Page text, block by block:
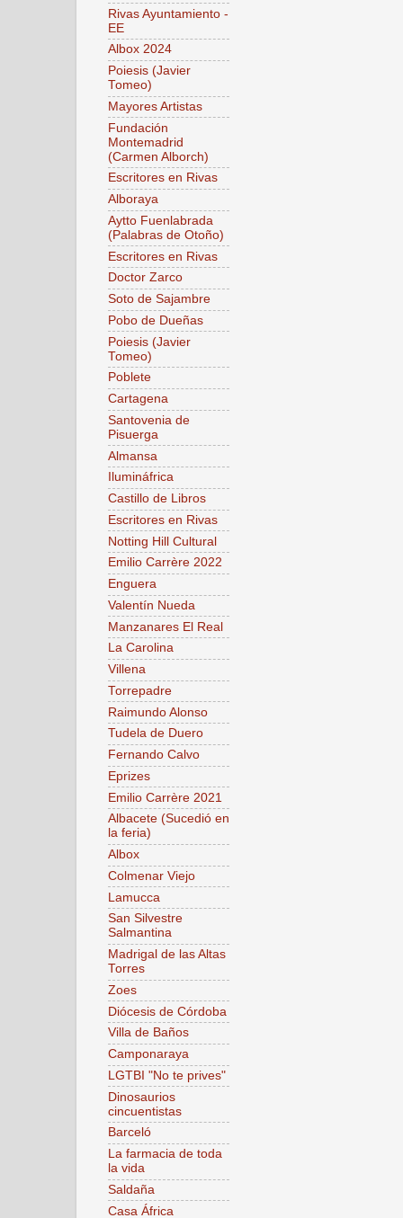
Rivas Ayuntamiento -
EE
Albox 2024
Poiesis (Javier
Tomeo)
Mayores Artistas
Fundación
Montemadrid
(Carmen Alborch)
Escritores en Rivas
Alboraya
Aytto Fuenlabrada
(Palabras de Otoño)
Escritores en Rivas
Doctor Zarco
Soto de Sajambre
Pobo de Dueñas
Poiesis (Javier
Tomeo)
Poblete
Cartagena
Santovenia de
Pisuerga
Almansa
Ilumináfrica
Castillo de Libros
Escritores en Rivas
Notting Hill Cultural
Emilio Carrère 2022
Enguera
Valentín Nueda
Manzanares El Real
La Carolina
Villena
Torrepadre
Raimundo Alonso
Tudela de Duero
Fernando Calvo
Eprizes
Emilio Carrère 2021
Albacete (Sucedió en
la feria)
Albox
Colmenar Viejo
Lamucca
San Silvestre
Salmantina
Madrigal de las Altas
Torres
Zoes
Diócesis de Córdoba
Villa de Baños
Camponaraya
LGTBI "No te prives"
Dinosaurios
cincuentistas
Barceló
La farmacia de toda
la vida
Saldaña
Casa África